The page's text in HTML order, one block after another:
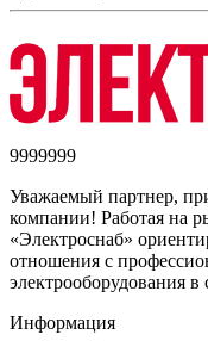
9999999
Уважаемый партнер,
компании! Работая на
«Электроснаб»
отношения с
электрооборудования в
Информация